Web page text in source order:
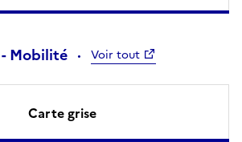
Mobilité Voir tout
Carte grise